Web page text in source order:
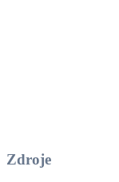
Zdroje